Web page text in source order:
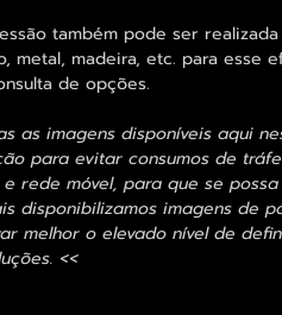
também pode ser
metal, madeira, etc. para esse
de opções.
as imagens disponíveis aqui
para evitar consumos de
rede móvel, para que se
disponibilizamos imagens de
melhor o elevado nível de
<<